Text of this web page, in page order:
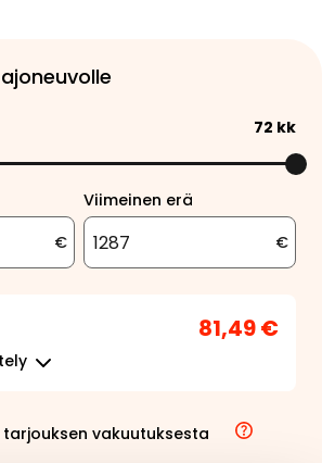
72 kk
€
Viimeinen erä
€
81,49 €
vakuutuksesta